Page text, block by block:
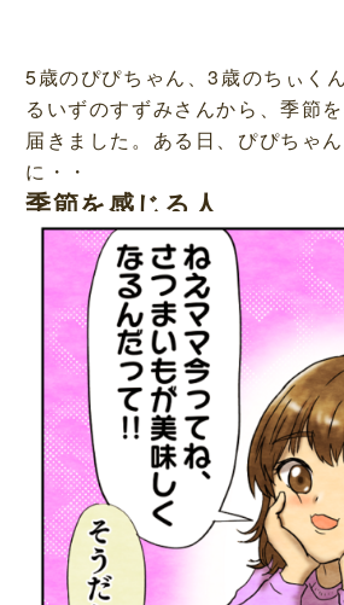
5歳のぴぴちゃん、3歳のちぃく
るいずのすずみさんから、季節
届きました。ある日、ぴぴちゃ
に・・
季節を感じる人